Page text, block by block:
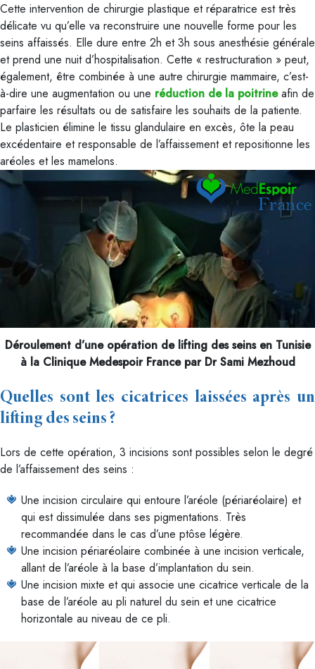
Cette intervention de chirurgie plastique et réparatrice est très
délicate vu qu’elle va reconstruire une nouvelle forme pour les
seins affaissés. Elle dure entre 2h et 3h sous anesthésie générale
et prend une nuit d’hospitalisation. Cette « restructuration » peut,
également, être combinée à une autre chirurgie mammaire, c’est-
à-dire une augmentation ou une réduction de la poitrineafin de
parfaire les résultats ou de satisfaire les souhaits de la patiente.
Le plasticien élimine le tissu glandulaire en excès, ôte la peau
excédentaire et responsable de l’affaissement et repositionne les
aréoles et les mamelons.
Déroulement d’une opération de lifting des seins en Tunisie
à la Clinique Medespoir France par Dr Sami Mezhoud
Quelles sont les cicatrices laissées après un
lifting des seins ?
Lors de cette opération, 3 incisions sont possibles selon le degré
de l’affaissement des seins :
Une incision circulaire qui entoure l’aréole (périaréolaire) et
qui est dissimulée dans ses pigmentations. Très
recommandée dans le cas d’une ptôse légère.
Une incision périaréolaire combinée à une incision verticale,
allant de l’aréole à la base d’implantation du sein.
Une incision mixte et qui associe une cicatrice verticale de la
base de l’aréole au pli naturel du sein et une cicatrice
horizontale au niveau de ce pli.